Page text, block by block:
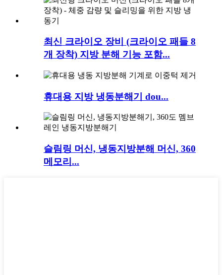
최신 크라이오 장비 (크라이오 패들 8
개 장착) 지방 분해 기능 포함...
휴대용 지방 냉동분해기 dou...
슬림링 머신, 냉동지방분해 머신, 360
메모리...